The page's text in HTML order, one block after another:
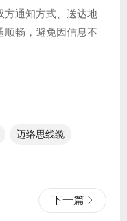
方通知方式、送达地
顺畅，避免因信息不
迈络思线缆
下一篇